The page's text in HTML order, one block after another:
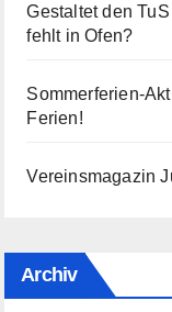
Gestaltet den
fehlt in Ofen?
Sommerferien-
Ferien!
Vereinsmagazin
Archiv